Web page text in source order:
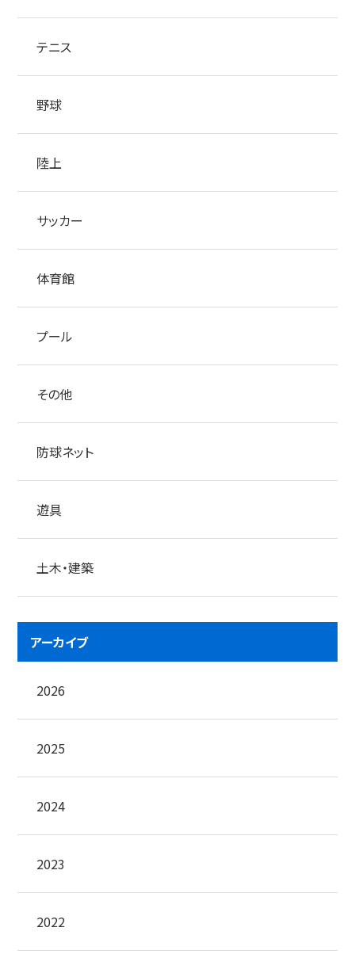
テニス
野球
陸上
サッカー
体育館
プール
その他
防球ネット
遊具
土木・建築
アーカイブ
2026
2025
2024
2023
2022